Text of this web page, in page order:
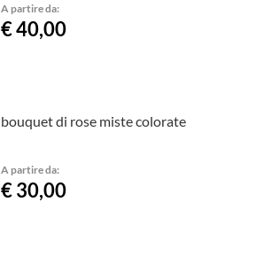
A partire da:
€ 40,00
bouquet di rose miste colorate
A partire da:
€ 30,00